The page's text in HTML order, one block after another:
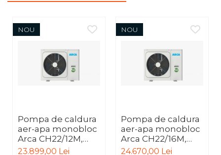
NOU
Pompa de caldura
aer-apa monobloc
Arca CH22/12M,
monofazata, clasa
23.899,00 Lei
NOU
Pompa de caldura
aer-apa monobloc
Arca CH22/16M,
monofazata, clasa
24.670,00 Lei